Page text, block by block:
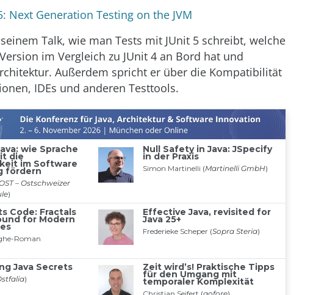
Next Generation Testing on the JVM
Talk, wie man Tests mit JUnit 5 schreibt, welche
im Vergleich zu JUnit 4 an Bord hat und
Außerdem spricht er über die Kompatibilität
IDEs und anderen Testtools.